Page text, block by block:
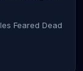
Feared Dead